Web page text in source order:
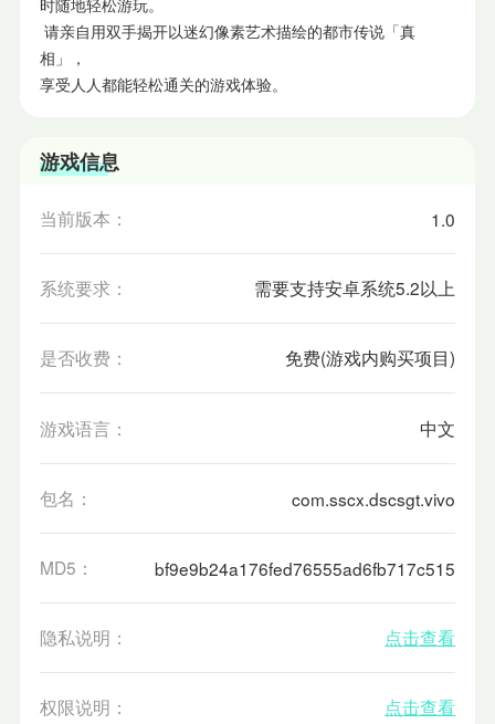
时随地轻松游玩。
请亲自用双手揭开以迷幻像素艺术描绘的都市传说「真
相」，
享受人人都能轻松通关的游戏体验。
游戏信息
当前版本： 1.0
系统要求： 需要支持安卓系统5.2以上
是否收费： 免费(游戏内购买项目)
游戏语言： 中文
包名： com.sscx.dscsgt.vivo
MD5： bf9e9b24a176fed76555ad6fb717c515
隐私说明： 点击查看
权限说明： 点击查看